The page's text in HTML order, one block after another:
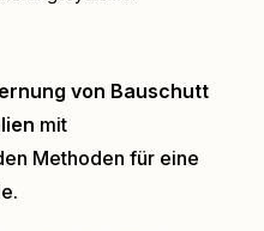
von Bauschutt
mit
Methoden für eine